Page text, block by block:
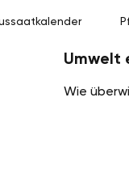
Umwelt
Wie